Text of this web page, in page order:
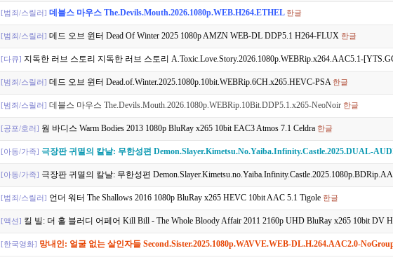
[범죄/스릴러] 데블스 마우스 The.Devils.Mouth.2026.1080p.WEB.H264.ETHEL 한글
[범죄/스릴러] 데드 오브 윈터 Dead Of Winter 2025 1080p AMZN WEB-DL DDP5.1 H264-FLUX 한글
[다큐] 지독한 러브 스토리 지독한 러브 스토리 A.Toxic.Love.Story.2026.1080p.WEBRip.x264.AAC5.1-
[범죄/스릴러] 데드 오브 윈터 Dead.of.Winter.2025.1080p.10bit.WEBRip.6CH.x265.HEVC-PSA 한글
[범죄/스릴러] 데블스 마우스 The.Devils.Mouth.2026.1080p.WEBRip.10Bit.DDP5.1.x265-NeoNoir 한글
[공포/호러] 웜 바디스 Warm Bodies 2013 1080p BluRay x265 10bit EAC3 Atmos 7.1 Celdra 한글
[아동/가족] 극장판 귀멸의 칼날: 무한성편 Demon.Slayer.Kimetsu.No.Yaiba.Infinity.Castle.2025.DUAL-AUDIO.JAP-
[아동/가족] 극장판 귀멸의 칼날: 무한성편
[범죄/스릴러] 언더 워터 The Shallows 2016 1080p BluRay x265 HEVC 10bit AAC 5.1 Tigole 한글
[액션] 킬 빌: 더 홀 블러디 어페어 Kill Bill - The Whole Bloody Affair 2011 2160p UHD BluRay x265 10bit DV HDR
[한국영화] 망내인: 얼굴 없는 살인자들 Second.Sister.2025.1080p.WAVVE.WEB-DL.H.264.AAC2.0-